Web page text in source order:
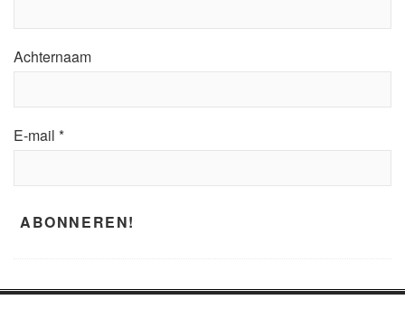
Achternaam
E-mail *